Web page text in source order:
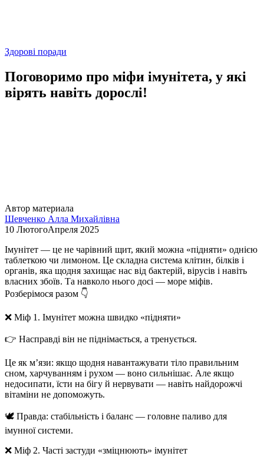
Здорові поради
Поговоримо про міфи імунітета, у які
вірять навіть дорослі!
Автор материала
Шевченко Алла Михайлівна
10 ЛютогоАпреля 2025
Імунітет — це не чарівний щит, який можна «підняти» однією
таблеткою чи лимоном. Це складна система клітин, білків і
органів, яка щодня захищає нас від бактерій, вірусів і навіть
власних збоїв. Та навколо нього досі — море міфів.
Розберімося разом 👇
❌ Міф 1. Імунітет можна швидко «підняти»
👉 Насправді він не піднімається, а тренується.
Це як м’язи: якщо щодня навантажувати тіло правильним
сном, харчуванням і рухом — воно сильнішає. Але якщо
недосипати, їсти на бігу й нервувати — навіть найдорожчі
вітаміни не допоможуть.
🕊️ Правда: стабільність і баланс — головне паливо для
імунної системи.
❌ Міф 2. Часті застуди «зміцнюють» імунітет